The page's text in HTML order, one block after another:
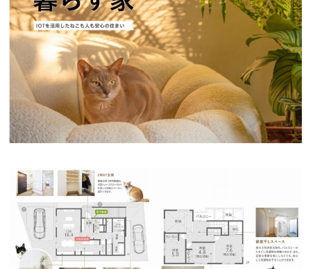
断熱・気密性能と快適性
長期優良住宅
ZEH
ラインナップ
施工実績
イベント・見学会